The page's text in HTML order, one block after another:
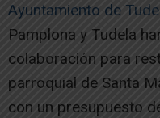
Ayuntamiento de
Pamplona y Tudela
colaboración para
parroquial de Santa
con un presupuesto